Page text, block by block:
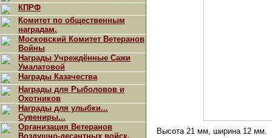
КПРФ
Комитет по общественным
наградам.
Московский Комитет Ветеранов
Войны
Награды Учреждённые Сажи
Умалатовой
Награды Казачества
Награды для Рыболовов и
Охотников
Награды для улыбки...
Сувениры...
Организация Ветеранов
Воздушно-десантных войск.
Высота 21 мм, ширина 12 мм.